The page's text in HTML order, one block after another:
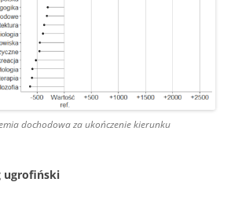
dochodowa za ukończenie kierunku
ugrofiński